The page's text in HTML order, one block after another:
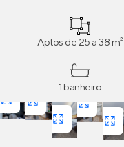
Aptos de 25 a 38 m²
1 banheiro